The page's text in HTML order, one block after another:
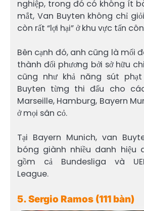
nghiệp, trong đó có không ít
mắt, Van Buyten không chỉ
còn rất “lợi hại” ở khu vực tấn
Bên cạnh đó, anh cũng là mối
thành đối phương bởi sở hữu
cũng như khả năng sút
Buyten từng thi đấu cho
Marseille, Hamburg, Bayern
ở mọi sân cỏ.
Tại Bayern Munich, van
bóng giành nhiều danh hiệu
gồm cả Bundesliga và
League.
5. Sergio Ramos (111 bàn)